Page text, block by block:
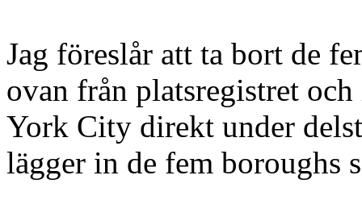
Jag föreslår att ta bort de
ovan från platsregistret
York City direkt under
lägger in de fem boroughs